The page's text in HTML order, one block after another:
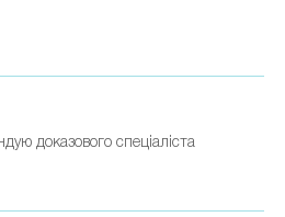
доказового спеціаліста